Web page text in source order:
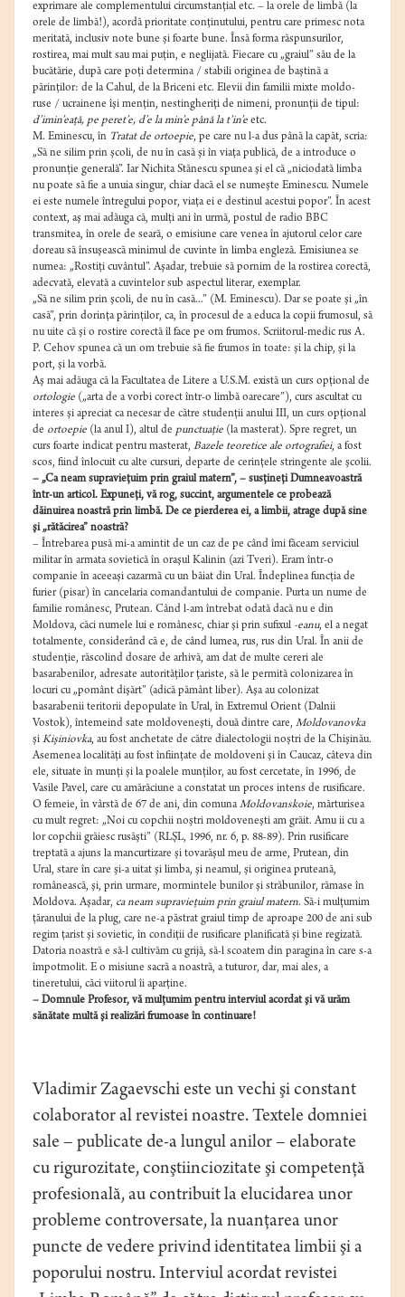
exprimare ale complementului circumstanţial etc. – la orele de limbă (la
orele de limbă!), acordă prioritate conţinutului, pentru care primesc nota
meritată, inclusiv note bune şi foarte bune. Însă forma răspunsurilor,
rostirea, mai mult sau mai puţin, e neglijată. Fiecare cu „graiul” său de la
bucătărie, după care poţi determina / stabili originea de baştină a
părinţilor: de la Cahul, de la Briceni etc. Elevii din familii mixte moldo-
ruse / ucrainene îşi menţin, nestingheriţi de nimeni, pronunţii de tipul:
d’imin’eaţă, pe peret’e, d’e la min’e până la t’in’e etc.
M. Eminescu, în Tratat de ortoepie, pe care nu l-a dus până la capăt, scria:
„Să ne silim prin şcoli, de nu în casă şi în viaţa publică, de a introduce o
pronunţie generală”. Iar Nichita Stănescu spunea şi el că „niciodată limba
nu poate să fie a unuia singur, chiar dacă el se numeşte Eminescu. Numele
ei este numele întregului popor, viaţa ei e destinul acestui popor”. În acest
context, aş mai adăuga că, mulţi ani în urmă, postul de radio BBC
transmitea, în orele de seară, o emisiune care venea în ajutorul celor care
doreau să însuşească minimul de cuvinte în limba engleză. Emisiunea se
numea: „Rostiţi cuvântul”. Aşadar, trebuie să pornim de la rostirea corectă,
adecvată, elevată a cuvintelor sub aspectul literar, exemplar.
„Să ne silim prin şcoli, de nu în casă...” (M. Eminescu). Dar se poate şi „în
casă”, prin dorinţa părinţilor, ca, în procesul de a educa la copii frumosul, să
nu uite că şi o rostire corectă îl face pe om frumos. Scriitorul-medic rus A.
P. Cehov spunea că un om trebuie să fie frumos în toate: şi la chip, şi la
port, şi la vorbă.
Aş mai adăuga că la Facultatea de Litere a U.S.M. există un curs opţional de
ortologie („arta de a vorbi corect într-o limbă oarecare”), curs ascultat cu
interes şi apreciat ca necesar de către studenţii anului III, un curs opţional
de ortoepie (la anul I), altul de punctuaţie (la masterat). Spre regret, un
curs foarte indicat pentru masterat, Bazele teoretice ale ortografiei, a fost
scos, fiind înlocuit cu alte cursuri, departe de cerinţele stringente ale şcolii.
– „Ca neam supravieţuim prin graiul matern”, – susţineţi Dumneavoastră
într-un articol. Expuneţi, vă rog, succint, argumentele ce probează
dăinuirea noastră prin limbă. De ce pierderea ei, a limbii, atrage după sine
şi „rătăcirea” noastră?
– Întrebarea pusă mi-a amintit de un caz de pe când îmi făceam serviciul
militar în armata sovietică în oraşul Kalinin (azi Tveri). Eram într-o
companie în aceeaşi cazarmă cu un băiat din Ural. Îndeplinea funcţia de
furier (pisar) în cancelaria comandantului de companie. Purta un nume de
familie românesc, Prutean. Când l-am întrebat odată dacă nu e din
Moldova, căci numele lui e românesc, chiar şi prin sufixul -eanu, el a negat
totalmente, considerând că e, de când lumea, rus, rus din Ural. În anii de
studenţie, răscolind dosare de arhivă, am dat de multe cereri ale
basarabenilor, adresate autorităţilor ţariste, să le permită colonizarea în
locuri cu „pomânt dişărt” (adică pământ liber). Aşa au colonizat
basarabenii teritorii depopulate în Ural, în Extremul Orient (Dalnii
Vostok), întemeind sate moldoveneşti, două dintre care, Moldovanovka
şi Kişiniovka, au fost anchetate de către dialectologii noştri de la Chişinău.
Asemenea localităţi au fost înfiinţate de moldoveni şi în Caucaz, câteva din
ele, situate în munţi şi la poalele munţilor, au fost cercetate, în 1996, de
Vasile Pavel, care cu amărăciune a constatat un proces intens de rusificare.
O femeie, în vârstă de 67 de ani, din comuna Moldovanskoie, mărturisea
cu mult regret: „Noi cu copchii noştri moldoveneşti am grăit. Amu ii cu a
lor copchii grăiesc rusăşti” (RLŞL, 1996, nr. 6, p. 88-89). Prin rusificare
treptată a ajuns la mancurtizare şi tovarăşul meu de arme, Prutean, din
Ural, stare în care şi-a uitat şi limba, şi neamul, şi originea pruteană,
românească, şi, prin urmare, mormintele bunilor şi străbunilor, rămase în
Moldova. Aşadar, ca neam supravieţuim prin graiul matern. Să-i mulţumim
ţăranului de la plug, care ne-a păstrat graiul timp de aproape 200 de ani sub
regim ţarist şi sovietic, în condiţii de rusificare planificată şi bine regizată.
Datoria noastră e să-l cultivăm cu grijă, să-l scoatem din paragina în care s-a
împotmolit. E o misiune sacră a noastră, a tuturor, dar, mai ales, a
tineretului, căci viitorul îi aparţine.
– Domnule Profesor, vă mulţumim pentru interviul acordat şi vă urăm
sănătate multă şi realizări frumoase în continuare!
Vladimir Zagaevschi este un vechi şi constant
colaborator al revistei noastre. Textele domniei
sale – publicate de-a lungul anilor – elaborate
cu rigurozitate, conştiinciozitate şi competenţă
profesională, au contribuit la elucidarea unor
probleme controversate, la nuanţarea unor
puncte de vedere privind identitatea limbii şi a
poporului nostru. Interviul acordat revistei